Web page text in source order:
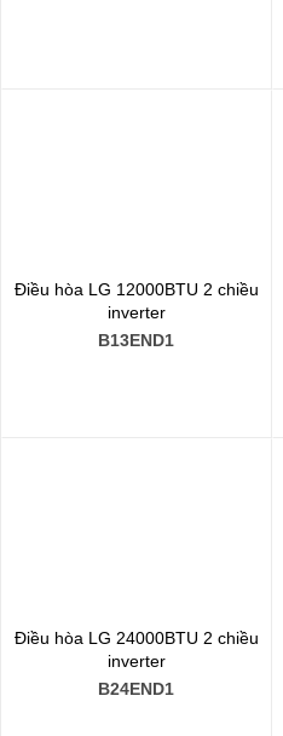
Điều hòa LG 12000BTU 2 chiều
inverter
B13END1
Điều hòa LG 24000BTU 2 chiều
inverter
B24END1